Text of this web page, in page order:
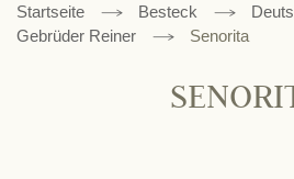
Startseite Besteck
Gebrüder Reiner
Senorita